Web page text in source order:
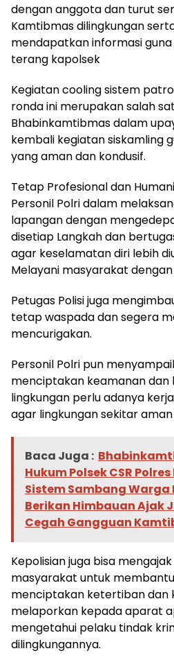
dengan anggota dan turut
Kamtibmas dilingkungan
mendapatkan informasi
terang kapolsek
Kegiatan cooling sistem
ronda ini merupakan salah
Bhabinkamtibmas dalam
kembali kegiatan siskamling
yang aman dan kondusif.
Tetap Profesional dan
Personil Polri dalam
lapangan dengan
disetiap Langkah dan
agar keselamatan diri lebih
Melayani masyarakat
Petugas Polisi juga
tetap waspada dan segera
mencurigakan.
Personil Polri pun
menciptakan keamanan dan
lingkungan perlu adanya
agar lingkungan sekitar
Baca Juga :
Hukum Polsek CSR
Sistem Sambang Warga
Berikan Himbauan Ajak
Cegah Gangguan
Kepolisian juga bisa
masyarakat untuk
menciptakan ketertiban dan
melaporkan kepada aparat
mengetahui pelaku tindak
dilingkungannya.